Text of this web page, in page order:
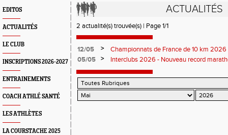
EDITOS
ACTUALITÉS
LE CLUB
INSCRIPTIONS 2026-2027
ENTRAINEMENTS
COACH ATHLÉ SANTÉ
LES ATHLÈTES
LA COURSTACHE 2025
ACTUALITÉS
2 actualité(s) trouvée(s) | Page 1/1
12/05 >
Championnats de France de 10 km
Soirées piste
05/05 >
Interclubs 2026 - Nouveau record